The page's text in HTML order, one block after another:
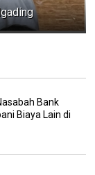
Bank
Biaya Lain di